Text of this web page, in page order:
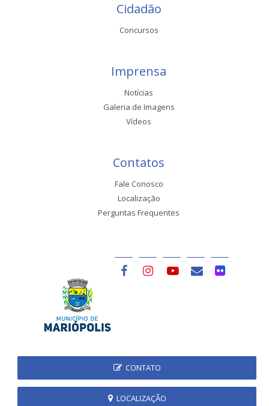
Cidadão
Concursos
Imprensa
Notícias
Galeria de Imagens
Vídeos
Contatos
Fale Conosco
Localização
Perguntas Frequentes
CONTATO
LOCALIZAÇÃO